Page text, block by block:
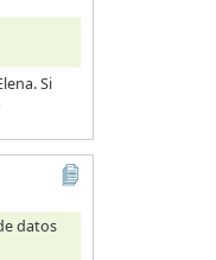
Si
datos